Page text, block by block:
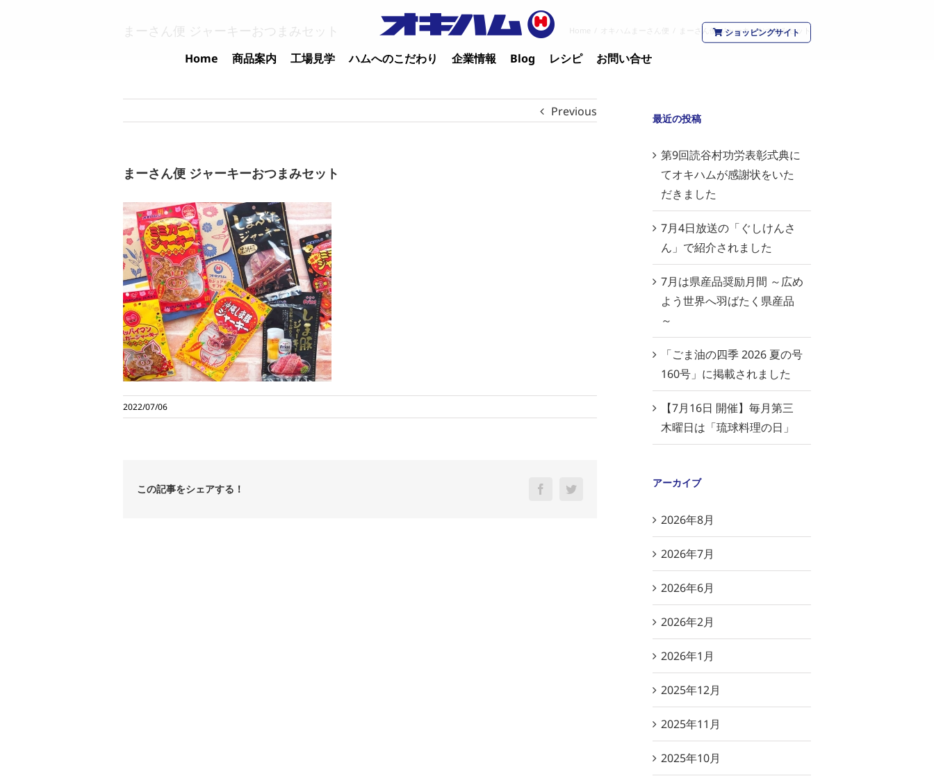
ショッピングサイト
Home 商品案内 工場見学 ハムへのこだわり 企業情報 Blog レシピ お問い合せ
まーさん便 ジャーキーおつまみセット Home オキハムまーさん便 まーさん便 ジャーキーおつまみセット
Previous
まーさん便 ジャーキーおつまみセット
2022/07/06
この記事をシェアする！ Facebook
最近の投稿
第9回読谷村功労表彰式典に
てオキハムが感謝状をいた
だきました
7月4日放送の「ぐしけんさ
ん」で紹介されました
7月は県産品奨励月間 ～広め
よう世界へ羽ばたく県産品
～
「ごま油の四季 2026 夏の号
160号」に掲載されました
【7月16日 開催】毎月第三
木曜日は「琉球料理の日」
アーカイブ
2026年8月
2026年7月
2026年6月
2026年2月
2026年1月
2025年12月
2025年11月
2025年10月